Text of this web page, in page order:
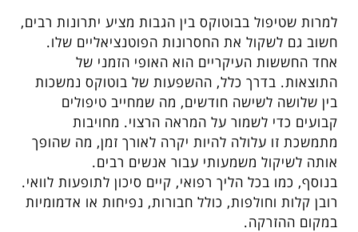
למרות שטיפול בבוטוקס בין הגבות מציע יתרונות רבים,
חשוב גם לשקול את החסרונות הפוטנציאליים שלו.
אחד החששות העיקריים הוא האופי הזמני של
התוצאות. בדרך כלל, ההשפעות של בוטוקס נמשכות
בין שלושה לשישה חודשים, מה שמחייב טיפולים
קבועים כדי לשמור על המראה הרצוי. מחויבות
מתמשכת זו עלולה להיות יקרה לאורך זמן, מה שהופך
אותה לשיקול משמעותי עבור אנשים רבים.
בנוסף, כמו בכל הליך רפואי, קיים סיכון לתופעות לוואי.
רובן קלות וחולפות, כולל חבורות, נפיחות או אדמומיות
במקום ההזרקה.